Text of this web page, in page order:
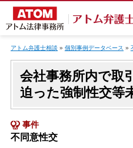
ホームに戻る
アトム弁護士相談 » 個別事例データベース »
会社事務所内で取
迫った強制性交等
事件
不同意性交